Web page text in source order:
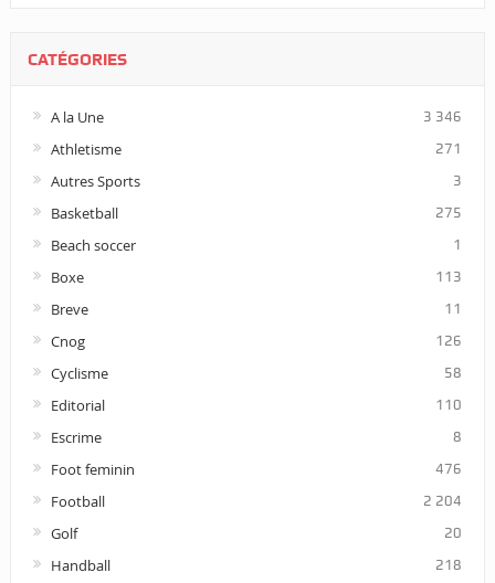
CATÉGORIES
A la Une 3 346
Athletisme 271
Autres Sports 3
Basketball 275
Beach soccer 1
Boxe 113
Breve 11
Cnog 126
Cyclisme 58
Editorial 110
Escrime 8
Foot feminin 476
Football 2 204
Golf 20
Handball 218